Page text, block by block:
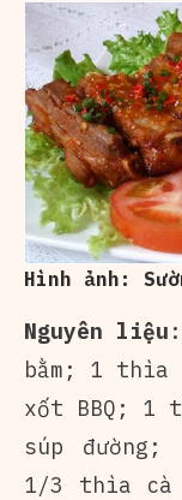
Hình ảnh:
Nguyên liệu
bằm; 1 thìa
xốt BBQ; 1
súp
1/3 thìa cà